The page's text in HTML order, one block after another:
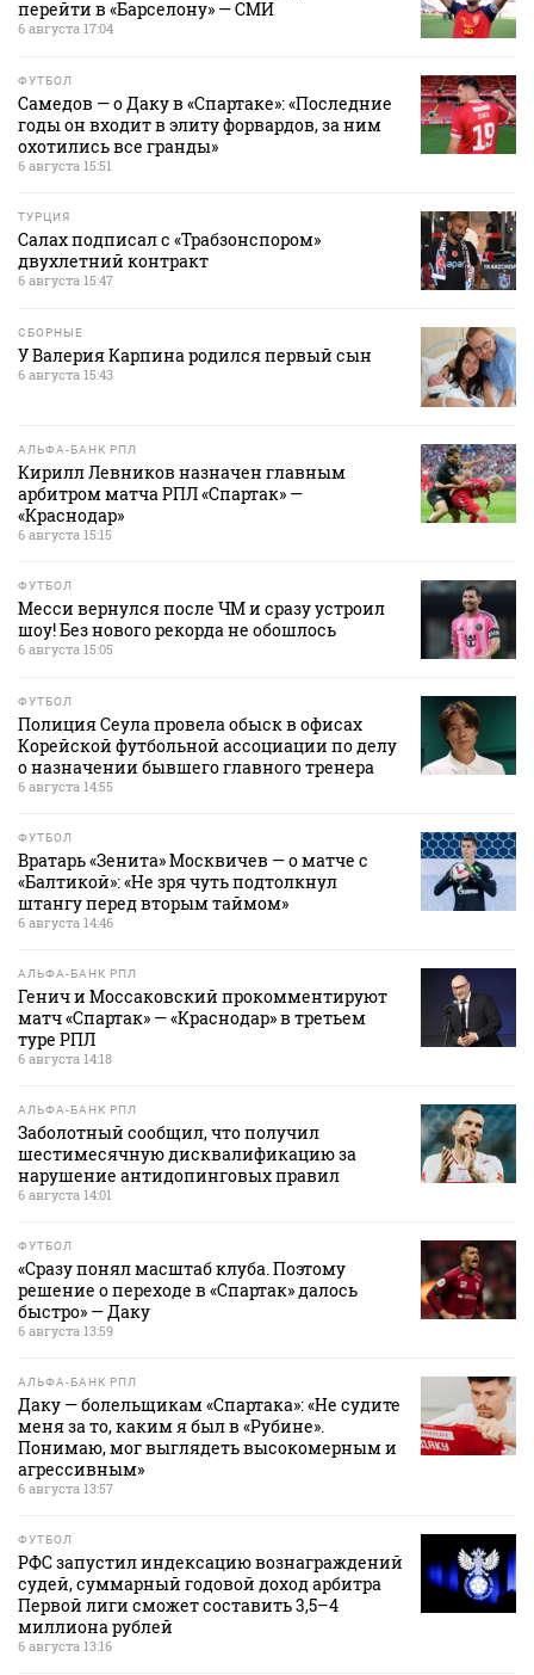
перейти в «Барселону» — СМИ
6 августа 17:04
ФУТБОЛ
Самедов — о Даку в «Спартаке»: «Последние
годы он входит в элиту форвардов, за ним
охотились все гранды»
6 августа 15:51
ТУРЦИЯ
Салах подписал с «Трабзонспором»
двухлетний контракт
6 августа 15:47
СБОРНЫЕ
У Валерия Карпина родился первый сын
6 августа 15:43
АЛЬФА-БАНК РПЛ
Кирилл Левников назначен главным
арбитром матча РПЛ «Спартак» —
«Краснодар»
6 августа 15:15
ФУТБОЛ
Месси вернулся после ЧМ и сразу устроил
шоу! Без нового рекорда не обошлось
6 августа 15:05
ФУТБОЛ
Полиция Сеула провела обыск в офисах
Корейской футбольной ассоциации по делу
о назначении бывшего главного тренера
6 августа 14:55
ФУТБОЛ
Вратарь «Зенита» Москвичев — о матче с
«Балтикой»: «Не зря чуть подтолкнул
штангу перед вторым таймом»
6 августа 14:46
АЛЬФА-БАНК РПЛ
Генич и Моссаковский прокомментируют
матч «Спартак» — «Краснодар» в третьем
туре РПЛ
6 августа 14:18
АЛЬФА-БАНК РПЛ
Заболотный сообщил, что получил
шестимесячную дисквалификацию за
нарушение антидопинговых правил
6 августа 14:01
ФУТБОЛ
«Сразу понял масштаб клуба. Поэтому
решение о переходе в «Спартак» далось
быстро» — Даку
6 августа 13:59
АЛЬФА-БАНК РПЛ
Даку — болельщикам «Спартака»: «Не судите
меня за то, каким я был в «Рубине».
Понимаю, мог выглядеть высокомерным и
агрессивным»
6 августа 13:57
ФУТБОЛ
РФС запустил индексацию вознаграждений
судей, суммарный годовой доход арбитра
Первой лиги сможет составить 3,5–4
миллиона рублей
6 августа 13:16